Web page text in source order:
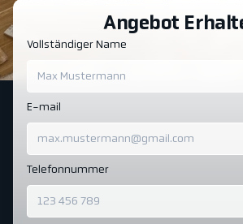
Angebot
Vollständiger Name
E-mail
Telefonnummer